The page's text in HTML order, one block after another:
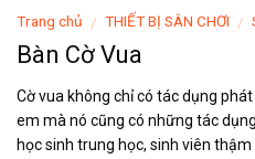
Trang chủ / THIẾT BỊ SÂN CHƠI /
Bàn Cờ Vua
Cờ vua không chỉ có tác dụng
em mà nó cũng có những tác
học sinh trung học, sinh viên